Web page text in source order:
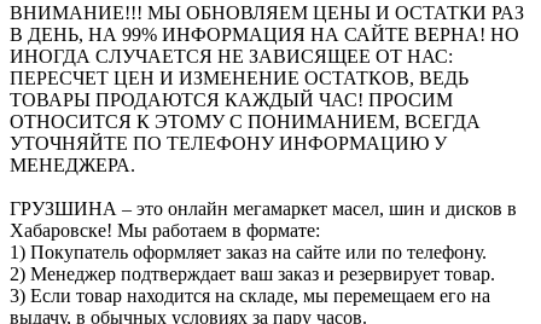
ВНИМАНИЕ!!! МЫ ОБНОВЛЯЕМ ЦЕНЫ И ОСТАТКИ РАЗ
В ДЕНЬ, НА 99% ИНФОРМАЦИЯ НА САЙТЕ ВЕРНА! НО
ИНОГДА СЛУЧАЕТСЯ НЕ ЗАВИСЯЩЕЕ ОТ НАС:
ПЕРЕСЧЕТ ЦЕН И ИЗМЕНЕНИЕ ОСТАТКОВ, ВЕДЬ
ТОВАРЫ ПРОДАЮТСЯ КАЖДЫЙ ЧАС! ПРОСИМ
ОТНОСИТСЯ К ЭТОМУ С ПОНИМАНИЕМ, ВСЕГДА
УТОЧНЯЙТЕ ПО ТЕЛЕФОНУ ИНФОРМАЦИЮ У
МЕНЕДЖЕРА.
ГРУЗШИНА – это онлайн мегамаркет масел, шин и дисков в
Хабаровске! Мы работаем в формате:
1) Покупатель оформляет заказ на сайте или по телефону.
2) Менеджер подтверждает ваш заказ и резервирует товар.
3) Если товар находится на складе, мы перемещаем его на
выдачу, в обычных условиях за пару часов.